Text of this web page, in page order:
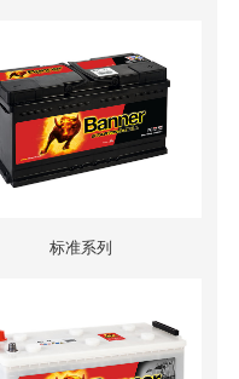
标准系列